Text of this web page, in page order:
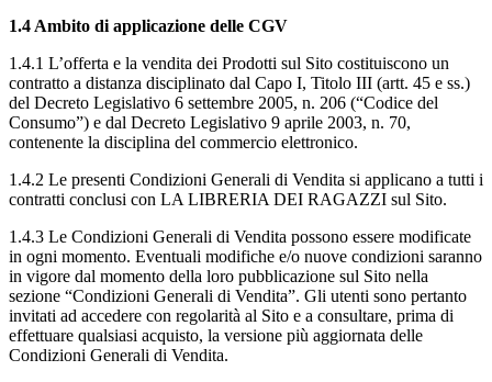
1.4 Ambito di applicazione delle CGV
1.4.1 L’offerta e la vendita dei Prodotti sul Sito costituiscono un
contratto a distanza disciplinato dal Capo I, Titolo III (artt. 45 e ss.)
del Decreto Legislativo 6 settembre 2005, n. 206 (“Codice del
Consumo”) e dal Decreto Legislativo 9 aprile 2003, n. 70,
contenente la disciplina del commercio elettronico.
1.4.2 Le presenti Condizioni Generali di Vendita si applicano a tutti i
contratti conclusi con LA LIBRERIA DEI RAGAZZI sul Sito.
1.4.3 Le Condizioni Generali di Vendita possono essere modificate
in ogni momento. Eventuali modifiche e/o nuove condizioni saranno
in vigore dal momento della loro pubblicazione sul Sito nella
sezione “Condizioni Generali di Vendita”. Gli utenti sono pertanto
invitati ad accedere con regolarità al Sito e a consultare, prima di
effettuare qualsiasi acquisto, la versione più aggiornata delle
Condizioni Generali di Vendita.